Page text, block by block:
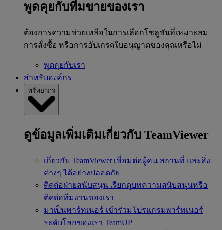
พูดคุยกับทีมขายของเรา
ต้องการความช่วยเหลือในการเลือกโซลูชันที่เหมาะสม
การสั่งซื้อ หรือการอัปเกรดใบอนุญาตของคุณหรือไม่
พูดคุยกับเรา
สำหรับองค์กร
ทรัพยากร
ดูข้อมูลเพิ่มเติมเกี่ยวกับ TeamViewer
เกี่ยวกับ TeamViewer เชื่อมต่อผู้คน สถานที่ และสิ่ง
ต่างๆ ได้อย่างปลอดภัย
ติดต่อฝ่ายสนับสนุน เรียกดูบทความสนับสนุนหรือ
ติดต่อทีมงานของเรา
มาเป็นพาร์ทเนอร์ เข้าร่วมโปรแกรมพาร์ทเนอร์
ระดับโลกของเรา TeamUP